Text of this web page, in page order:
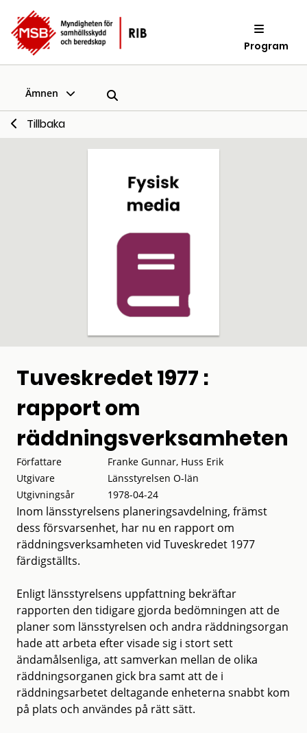
Program
Ämnen
Tillbaka
Tuveskredet 1977 :
rapport om
räddningsverksamheten
Författare
Franke Gunnar, Huss Erik
Utgivare
Länsstyrelsen O-län
Utgivningsår
1978-04-24
Inom länsstyrelsens planeringsavdelning, främst
dess försvarsenhet, har nu en rapport om
räddningsverksamheten vid Tuveskredet 1977
färdigställts.
Enligt länsstyrelsens uppfattning bekräftar
rapporten den tidigare gjorda bedömningen att de
planer som länsstyrelsen och andra räddningsorgan
hade att arbeta efter visade sig i stort sett
ändamålsenliga, att samverkan mellan de olika
räddningsorganen gick bra samt att de i
räddningsarbetet deltagande enheterna snabbt kom
på plats och användes på rätt sätt.